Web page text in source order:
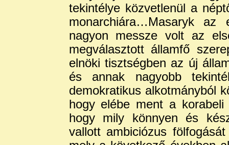
tekintélye közvetlenül a
monarchiára…Masaryk az
nagyon messze volt az
megválasztott államfő
elnöki tisztségben az új
és annak nagyobb
demokratikus alkotmányból
hogy elébe ment a
hogy mily könnyen és
vallott ambiciózus